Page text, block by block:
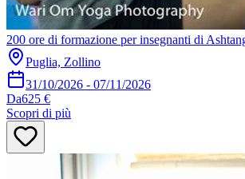
200 ore di formazione per insegnanti di
Puglia, Zollino
31/10/2026 - 07/11/2026
Da625 €
Scopri di più